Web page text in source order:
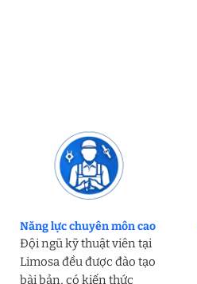
Năng lực chuyên môn cao
Đội ngũ kỹ thuật viên tại
Limosa đều được đào tạo
bài bản, có kiến thức